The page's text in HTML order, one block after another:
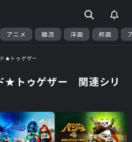
アニメ 韓流 洋画 邦画
★トゥゲザー
★トゥゲザー 関連シリ